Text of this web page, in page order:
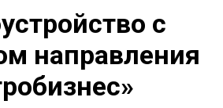
с
направления